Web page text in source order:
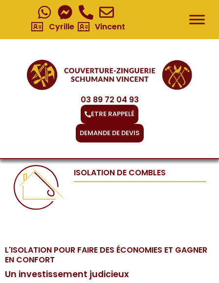
Cyrille Vincent
03 89 72 04 93
ETRE RAPPELÉ
DEMANDE DE DEVIS
ISOLATION DE COMBLES
L'ISOLATION POUR FAIRE DES ÉCONOMIES ET GAGNER
EN CONFORT
Un investissement judicieux